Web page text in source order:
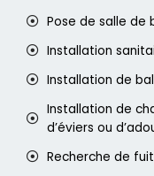
Pose de salle de
Installation
Installation de
Installation de
d’éviers ou
Recherche de